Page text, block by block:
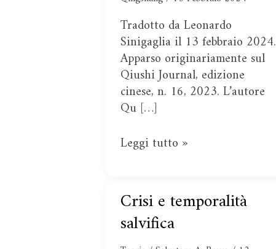
Tradotto da Leonardo
Sinigaglia il 13 febbraio 2024.
Apparso originariamente sul
Qiushi Journal, edizione
cinese, n. 16, 2023. L’autore
Qu […]
Leggi tutto »
Crisi e temporalità
salvifica
Crisi
e
temporalità